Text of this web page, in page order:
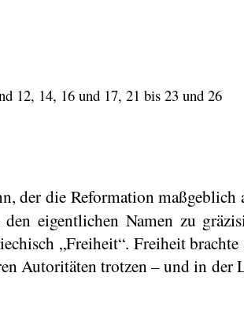
12, 14, 16 und 17, 21 bis 23 und 26
der die Reformation
eigentlichen Namen zu
„Freiheit“. Freiheit
Autoritäten trotzen – und in der